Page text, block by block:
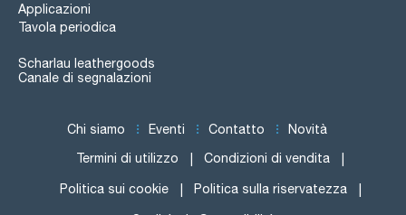
Applicazioni
Tavola periodica
Scharlau leathergoods
Canale di segnalazioni
Chi siamo Eventi Contatto Novità
Termini di utilizzo Condizioni di vendita
Politica sui cookie Politica sulla riservatezza